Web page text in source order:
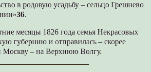
в родовую усадьбу – сельцо Грешнево
36.
месяцы 1826 года семья Некрасовых
губернию и отправилась – скорее
Москву – на Верхнюю Волгу.